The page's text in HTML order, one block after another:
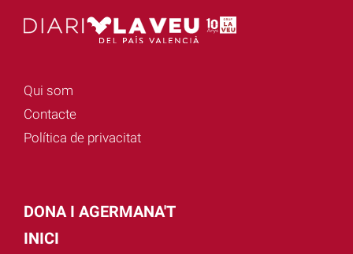
Qui som
Contacte
Política de privacitat
DONA I AGERMANA'T
INICI